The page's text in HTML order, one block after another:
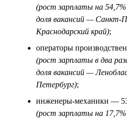
(рост зарплаты на 54,7%
доля вакансий — Санкт-
Краснодарский край);
операторы
(рост зарплаты в два
доля вакансий —
Петербург);
инженеры-механики —
(рост зарплаты на 17,7%